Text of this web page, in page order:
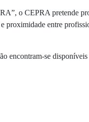
o CEPRA pretende
proximidade entre
encontram-se